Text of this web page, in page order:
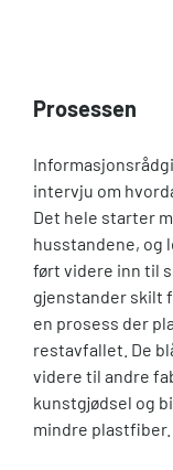
Prosessen
intervju om
Det hele starter
husstandene, og
ført videre inn til
gjenstander skilt
en prosess der
restavfallet. De
videre til andre
kunstgjødsel og
mindre plastfiber.